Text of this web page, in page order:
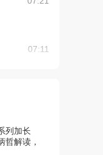
07:11
07:04
列加长
哲解读，